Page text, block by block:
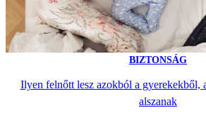
BIZTONSÁG
Ilyen felnőtt lesz azokból a gyerekekből,
alszanak